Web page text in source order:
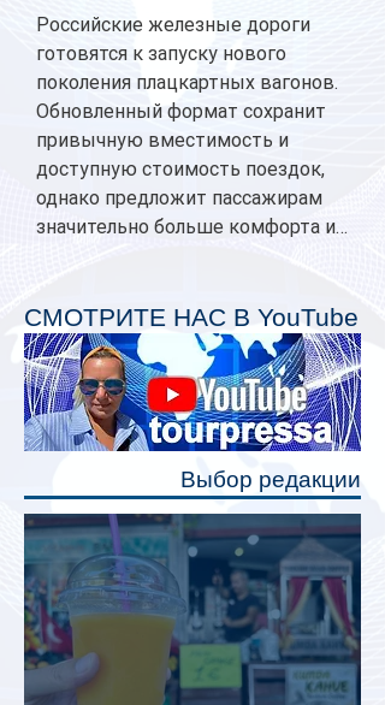
Российские железные дороги
готовятся к запуску нового
поколения плацкартных вагонов.
Обновленный формат сохранит
привычную вместимость и
доступную стоимость поездок,
однако предложит пассажирам
значительно больше комфорта и
планируется начать в 2027 году.
Одним из главных нововведений
станут индивидуальные шторки у
каждого спального места. Они
позволят пассажирам закрыть свою
полку во время сна или отдыха,
СМОТРИТЕ НАС В YouTube
Выбор редакции